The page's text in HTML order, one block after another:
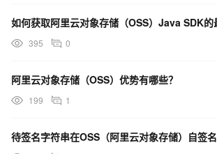
如何获取阿里云对象存储（OSS）Java SDK的
395 0
阿里云对象存储（OSS）优势有哪些？
199 1
待签名字符串在OSS（阿里云对象存储）自签